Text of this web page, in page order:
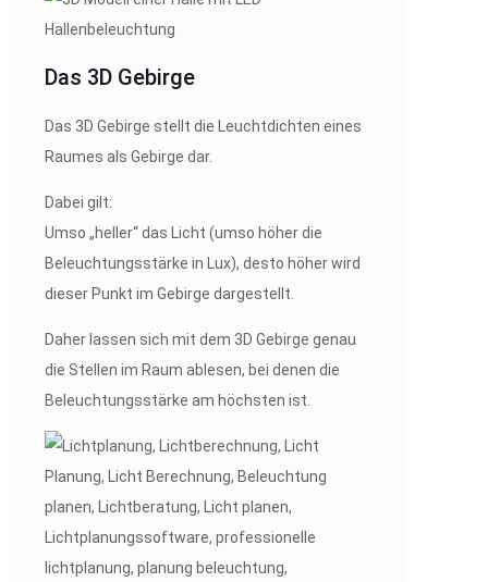
Das 3D Gebirge
Das 3D Gebirge stellt die Leuchtdichten eines
Raumes als Gebirge dar.
Dabei gilt:
Umso „heller“ das Licht (umso höher die
Beleuchtungsstärke in Lux), desto höher wird
dieser Punkt im Gebirge dargestellt.
Daher lassen sich mit dem 3D Gebirge genau
die Stellen im Raum ablesen, bei denen die
Beleuchtungsstärke am höchsten ist.